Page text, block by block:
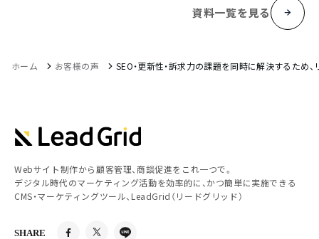
資料一覧を見る
ホーム お客様の声 SEO・更新性・訴求力の課題を同時に解決するため
Webサイト制作から顧客管理、商談促進をこれ一つで。
デジタル時代のマーケティング活動を効率的に、かつ簡単に実施できる
CMS・マーケティングツール、LeadGrid（リードグリッド）
SHARE